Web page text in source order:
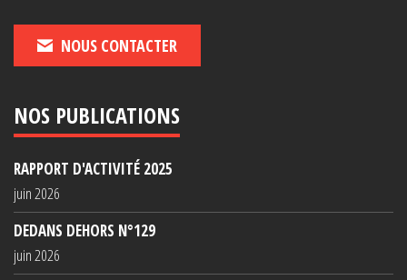
NOUS CONTACTER
NOS PUBLICATIONS
RAPPORT D'ACTIVITÉ 2025
juin 2026
DEDANS DEHORS N°129
juin 2026